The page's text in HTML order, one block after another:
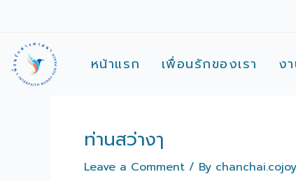
content
หน้าแรก เพื่อนรักของเรา ง
ท่านสว่างๅ
Leave a Comment / By chanchai.cojoy